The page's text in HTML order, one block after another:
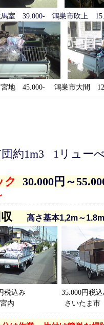
室 39.000- 鴻巣市吹上
45.000- 鴻巣市大間
約1m3 1リュー
ク 30.000円～
収 高さ基本1,2m～
税込み 35.000円税込
宮内 さいたま市